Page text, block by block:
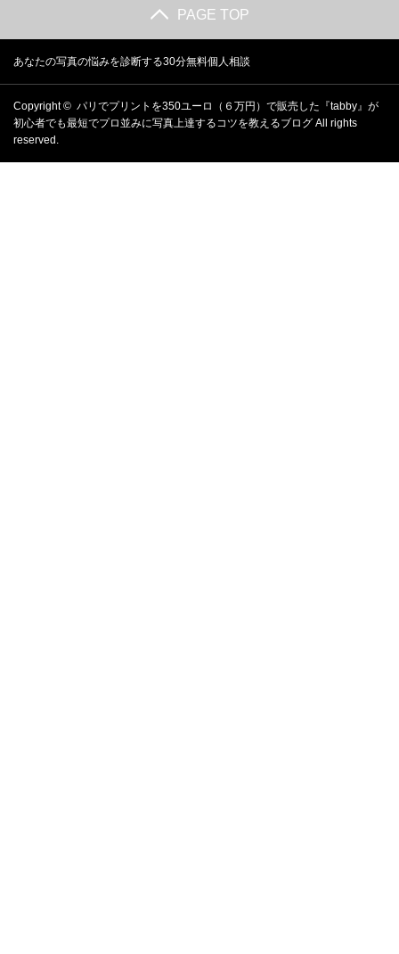
PAGE TOP
あなたの写真の悩みを診断する30分無料個人相談
Copyright © パリでプリントを350ユーロ（６万円）で販売した『tabby』が
初心者でも最短でプロ並みに写真上達するコツを教えるブログ All rights
reserved.